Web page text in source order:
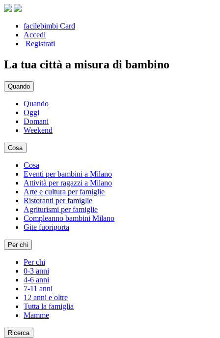
facilebimbi Card
Accedi
Registrati
La tua città a misura di bambino
Quando
Quando
Oggi
Domani
Weekend
Cosa
Cosa
Eventi per bambini a Milano
Attività per ragazzi a Milano
Arte e cultura per famiglie
Ristoranti per famiglie
Agriturismi per famiglie
Compleanno bambini Milano
Gite fuoriporta
Per chi
Per chi
0-3 anni
4-6 anni
7-11 anni
12 anni e oltre
Tutta la famiglia
Mamme
Ricerca